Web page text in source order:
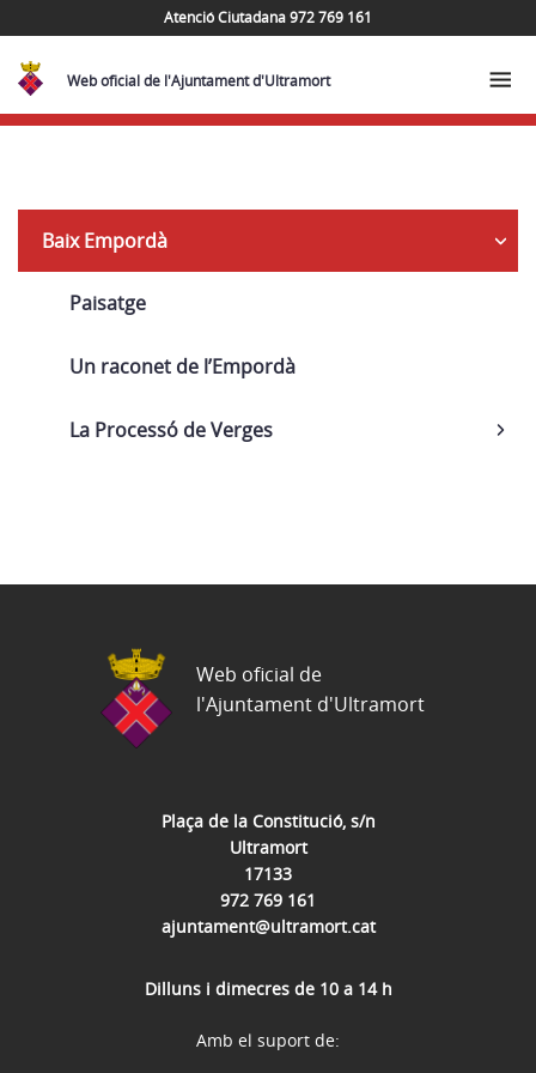
Atenció Ciutadana 972 769 161
Web oficial de l'Ajuntament d'Ultramort
Navega
Baix Empordà
Paisatge
Un raconet de l’Empordà
La Processó de Verges
Plaça de la Constitució, s/n
Ultramort
17133
972 769 161
ajuntament@ultramort.cat
Dilluns i dimecres de 10 a 14 h
Web oficial de
l'Ajuntament d'Ultramort
Amb el suport de: